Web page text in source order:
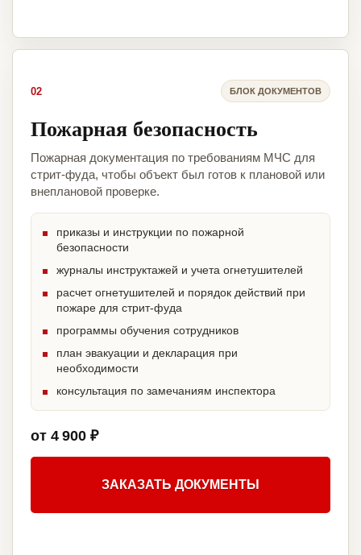
02 БЛОК ДОКУМЕНТОВ
Пожарная безопасность
Пожарная документация по требованиям МЧС для
стрит-фуда, чтобы объект был готов к плановой или
внеплановой проверке.
приказы и инструкции по пожарной
безопасности
журналы инструктажей и учета огнетушителей
расчет огнетушителей и порядок действий при
пожаре для стрит-фуда
программы обучения сотрудников
план эвакуации и декларация при
необходимости
консультация по замечаниям инспектора
от 4 900 ₽
ЗАКАЗАТЬ ДОКУМЕНТЫ